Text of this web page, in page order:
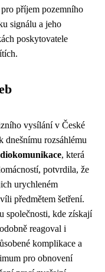
pro příjem pozemního
signálu a jeho
poskytovatele
vysílání v České
rozsáhlému
, která
potvrdila, že
urychleném
předmětem šetření.
společnosti, kde získají
reagoval i
komplikace a
pro obnovení